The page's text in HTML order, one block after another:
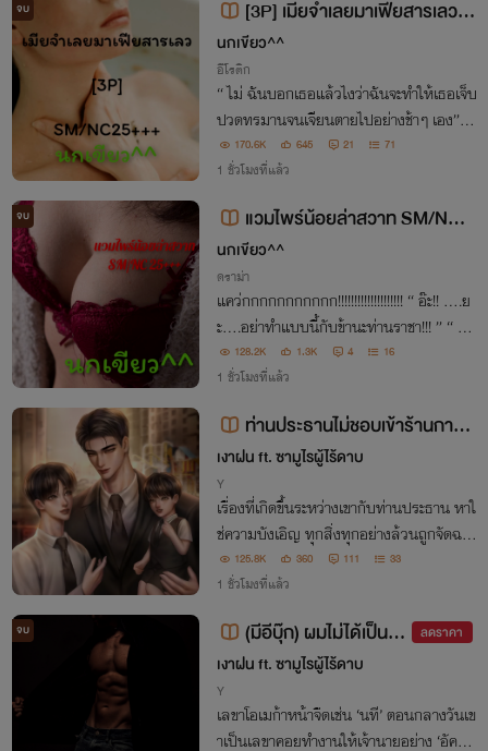
จบ
[3P] เมียจำเลยมาเฟียสารเลว S
M/NC25+++
นกเขียว^^
อีโรติก
“ ไม่ ฉันบอกเธอแล้วไงว่าฉันจะทำให้เธอเจ็บ
ปวดทรมานจนเจียนตายไปอย่างช้าๆ เอง” “
….จะ….จะทำแบบนั้นก็ไปทำกับฆาตกรตั
ว…. ” “ กรี๊ดดดดด!!!!!! ” “ มึงจะมีผัวทั้งทีมั
”
170.6K 645 21 71
1 ชั่วโมงที่แล้ว
จบ
แวมไพร์น้อยล่าสวาท SM/NC2
5+++
นกเขียว^^
ดราม่า
แคว่กกกกกกกกกกก!!!!!!!!!!!!!!!!!!!! “ อ๊ะ!! ….ย
ะ….อย่าทำแบบนี้กับข้านะท่านราชา!!! ” “ ข้า
ทำแน่!! วันนี้ข้าจะยัดเยียดความเป็นผัวให้กับเ
จ้า!!! ”
128.2K 1.3K 4 16
1 ชั่วโมงที่แล้ว
ท่านประธานไม่ชอบเข้าร้านกาแฟ
- [Omegaverse, ผู้ชายท้องได้]
เงาฝน ft. ซามูไรผู้ไร้ดาบ
Y
เรื่องที่เกิดขึ้นระหว่างเขากับท่านประธาน หาใ
ช่ความบังเอิญ ทุกสิ่งทุกอย่างล้วนถูกจัดฉาก
เอาไว้ตั้งแต่แรกเริ่ม… "ถ้าไม่อยากให้ผมตา
มหาคุณกับลูกเจอ ทำไมตอนนั้นคุณถึงไม่ยิง
125.8K 360 111 33
1 ชั่วโมงที่แล้ว
จบ
(มีอีบุ๊ก) ผมไม่ได้เป็นแค่
เลขาหน้าห้องท่านประธาน
[Omegaverse] - (PWP)
ลดราคา
เงาฝน ft. ซามูไรผู้ไร้ดาบ
Y
เลขาโอเมก้าหน้าจืดเช่น ‘นที’ ตอนกลางวันเข
าเป็นเลขาคอยทำงานให้เจ้านายอย่าง ‘อัคคี’